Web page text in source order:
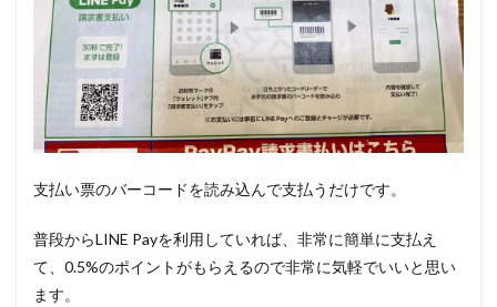
支払い票のバーコードを読み込んで支払うだけです。
普段からLINE Payを利用していれば、非常に簡単に支払え
て、0.5%のポイントがもらえるので非常に気軽でいいと思い
ます。